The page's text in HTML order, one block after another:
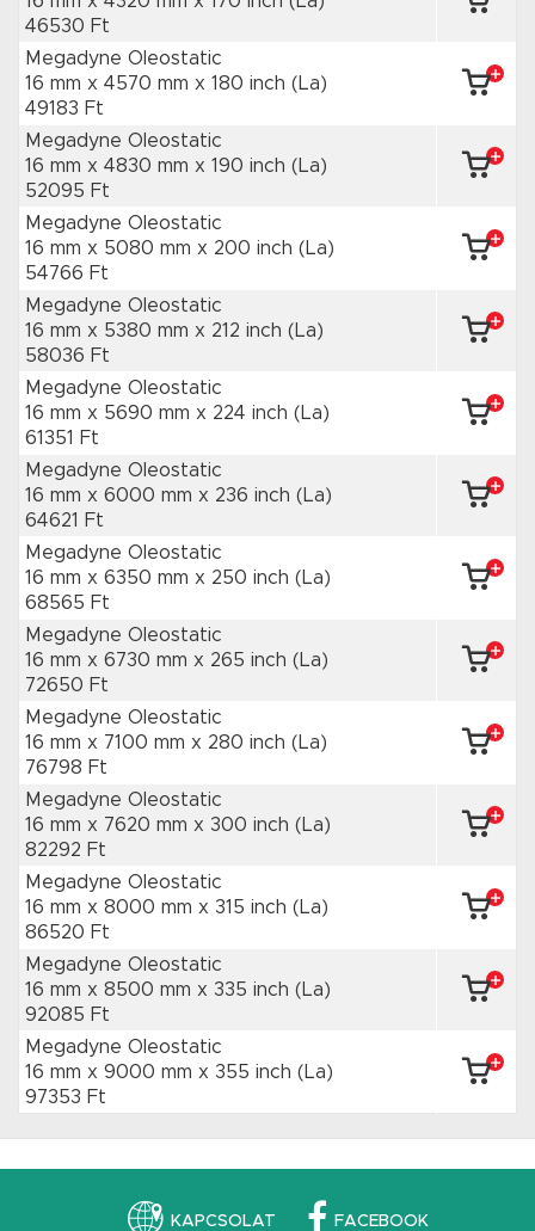
46530 Ft
Megadyne Oleostatic
16 mm x 4570 mm x 180 inch (La)
49183 Ft
Megadyne Oleostatic
16 mm x 4830 mm x 190 inch (La)
52095 Ft
Megadyne Oleostatic
16 mm x 5080 mm x 200 inch (La)
54766 Ft
Megadyne Oleostatic
16 mm x 5380 mm x 212 inch (La)
58036 Ft
Megadyne Oleostatic
16 mm x 5690 mm x 224 inch (La)
61351 Ft
Megadyne Oleostatic
16 mm x 6000 mm x 236 inch (La)
64621 Ft
Megadyne Oleostatic
16 mm x 6350 mm x 250 inch (La)
68565 Ft
Megadyne Oleostatic
16 mm x 6730 mm x 265 inch (La)
72650 Ft
Megadyne Oleostatic
16 mm x 7100 mm x 280 inch (La)
76798 Ft
Megadyne Oleostatic
16 mm x 7620 mm x 300 inch (La)
82292 Ft
Megadyne Oleostatic
16 mm x 8000 mm x 315 inch (La)
86520 Ft
Megadyne Oleostatic
16 mm x 8500 mm x 335 inch (La)
92085 Ft
Megadyne Oleostatic
16 mm x 9000 mm x 355 inch (La)
97353 Ft
KAPCSOLAT FACEBOOK